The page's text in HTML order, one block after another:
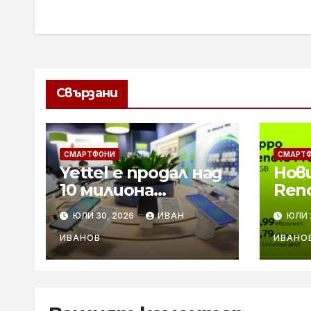
Свързани
СМАРТФОНИ
Yettel е продал над
10 милиона
телефона за 25
години
ЮЛИ 30, 2026 ИВАН
ИВАНОВ
в ЮЛИ